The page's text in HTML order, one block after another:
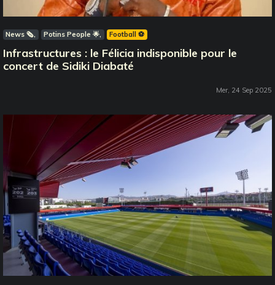
News 🗞️ Potins People 🌟 Football ⚽️
Infrastructures : le Félicia indisponible pour le
concert de Sidiki Diabaté
Mer, 24 Sep 2025